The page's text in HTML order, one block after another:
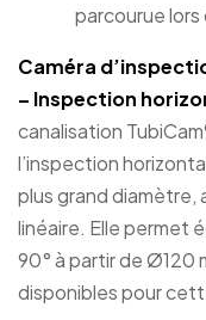
parcourue
Caméra
– Inspection
canalisation
l’inspection
plus grand
linéaire. Elle permet
90° à partir de Ø120
disponibles pour